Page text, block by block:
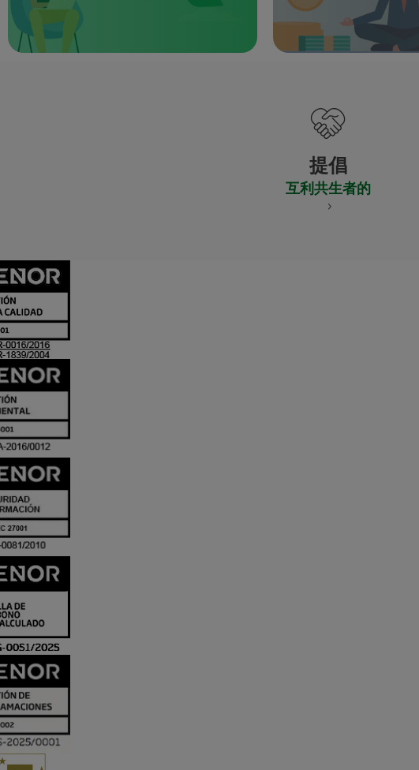
提倡
互利共生者的